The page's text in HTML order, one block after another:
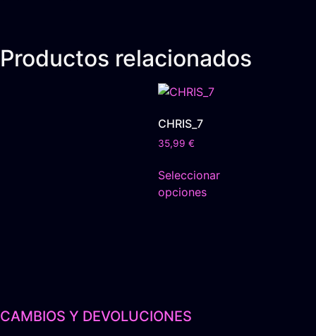
Productos relacionados
CHRIS_7
35,99 €
Seleccionar
opciones
CAMBIOS Y DEVOLUCIONES